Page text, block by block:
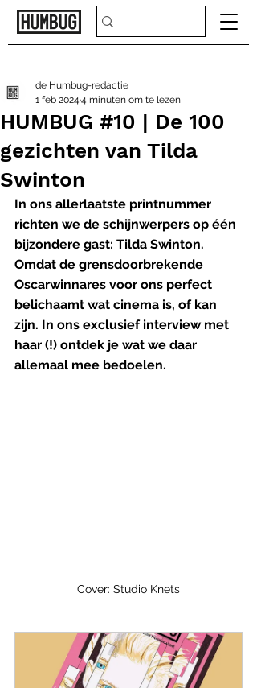
HUMBUG #10 | De 100
gezichten van Tilda
Swinton
de Humbug-redactie
1 feb 2024 4 minuten om te lezen
In ons allerlaatste printnummer
richten we de schijnwerpers op één
bijzondere gast: Tilda Swinton.
Omdat de grensdoorbrekende
Oscarwinnares voor ons perfect
belichaamt wat cinema is, of kan
zijn. In ons exclusief interview met
haar (!) ontdek je wat we daar
allemaal mee bedoelen.
Cover: Studio Knets